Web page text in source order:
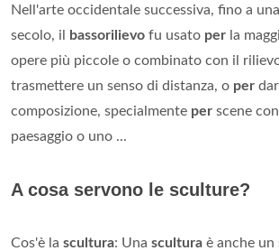
Nell'arte occidentale successiva, fino a
secolo, il
bassorilievo fu usato per la
opere più piccole o combinato con il
trasmettere un senso di distanza, o per
composizione, specialmente per scene
paesaggio o uno ...
A cosa servono le sculture?
Cos'è la scultura: Una scultura è anche